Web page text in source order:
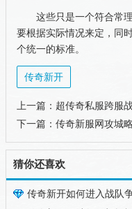
这些只是一个符合常理
要根据实际情况来定，同
个统一的标准。
传奇新开
上一篇： 超传奇私服跨服
下一篇： 传奇新服网攻城
猜你还喜欢
传奇新开如何进入战队